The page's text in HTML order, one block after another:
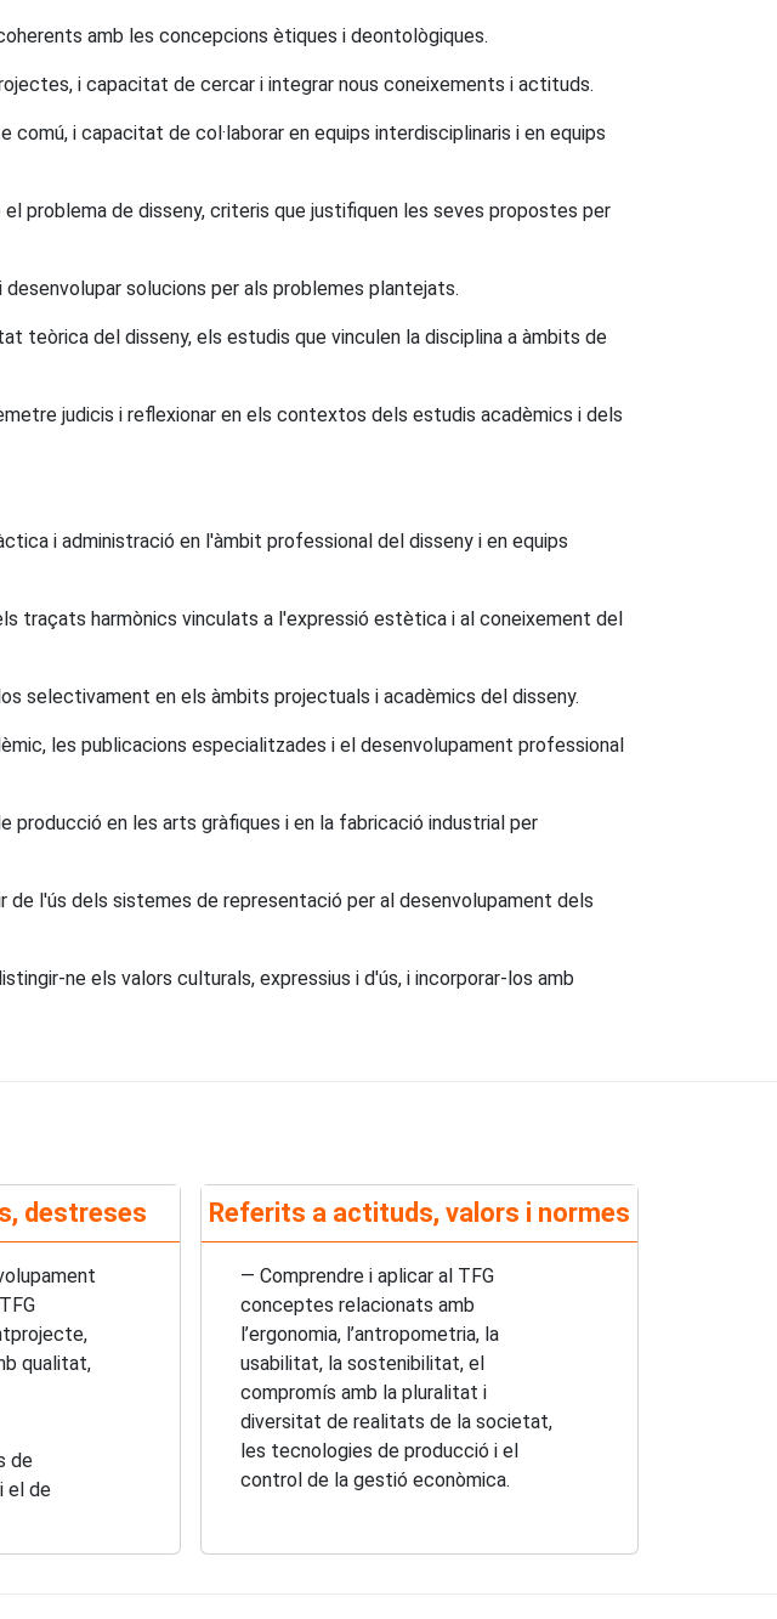
amb les concepcions ètiques i deontològiques.
i capacitat de cercar i integrar nous coneixements i actituds.
i capacitat de col·laborar en equips interdisciplinaris i en equips
problema de disseny, criteris que justifiquen les seves propostes per
solucions per als problemes plantejats.
teòrica del disseny, els estudis que vinculen la disciplina a àmbits de
judicis i reflexionar en els contextos dels estudis acadèmics i dels
i administració en l'àmbit professional del disseny i en equips
traçats harmònics vinculats a l'expressió estètica i al coneixement del
selectivament en els àmbits projectuals i acadèmics del disseny.
les publicacions especialitzades i el desenvolupament professional
en les arts gràfiques i en la fabricació industrial per
l'ús dels sistemes de representació per al desenvolupament dels
ne els valors culturals, expressius i d'ús, i incorporar-los amb
destreses
qualitat,
de
el de
Referits a actituds, valors i normes
— Comprendre i aplicar al TFG
conceptes relacionats amb
l’ergonomia, l’antropometria, la
usabilitat, la sostenibilitat, el
compromís amb la pluralitat i
diversitat de realitats de la societat,
les tecnologies de producció i el
control de la gestió econòmica.